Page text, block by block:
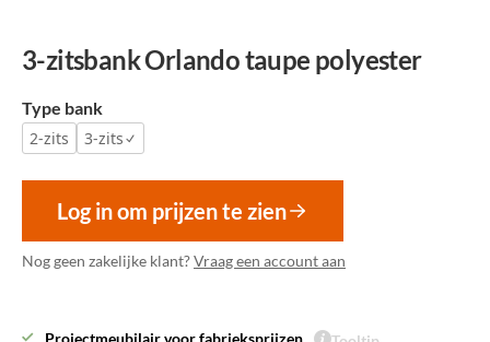
3-zitsbank Orlando taupe polyester
Type bank
2-zits
3-zits
Log in om prijzen te zien
Nog geen zakelijke klant?Vraag een account aan
Projectmeubilair voor fabrieksprijzen